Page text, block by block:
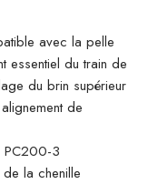
avec la pelle
essentiel du train de
du brin supérieur
de
PC200-3
la chenille